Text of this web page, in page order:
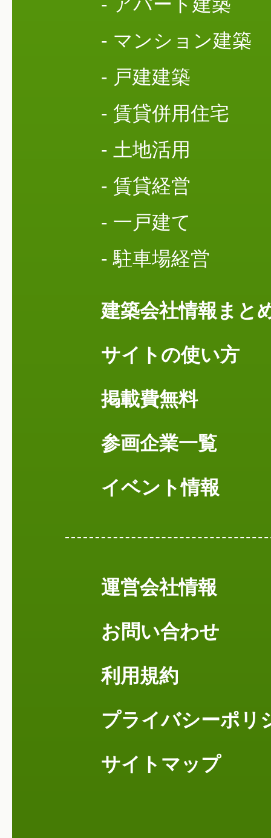
- マンション建築
- 戸建建築
- 賃貸併用住宅
- 土地活用
- 賃貸経営
- 一戸建て
- 駐車場経営
建築会社情報まと
サイトの使い方
掲載費無料
参画企業一覧
イベント情報
運営会社情報
お問い合わせ
利用規約
プライバシーポリ
サイトマップ